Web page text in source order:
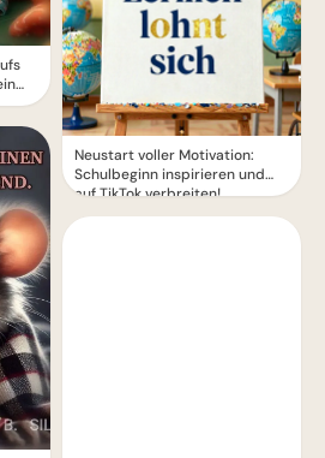
Neustart voller Motivation:
Schulbeginn inspirieren und
auf TikTok verbreiten!